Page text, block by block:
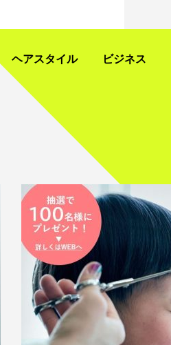
ヘアスタイル ビジネス